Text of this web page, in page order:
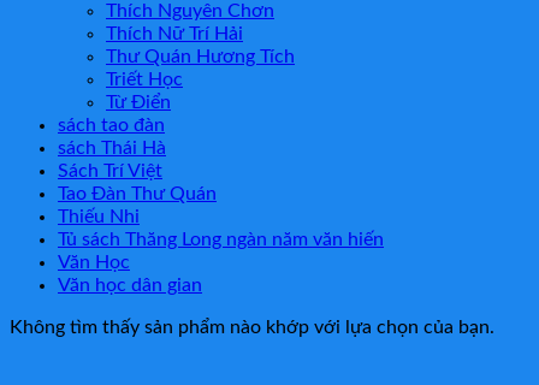
Thích Nguyên Chơn
Thích Nữ Trí Hải
Thư Quán Hương Tích
Triết Học
Từ Điển
sách tao đàn
sách Thái Hà
Sách Trí Việt
Tao Đàn Thư Quán
Thiếu Nhi
Tủ sách Thăng Long ngàn năm văn hiến
Văn Học
Văn học dân gian
Không tìm thấy sản phẩm nào khớp với lựa chọn của bạn.